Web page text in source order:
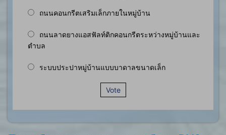
ถนนคอนกรีตเสริมเล็กภายในหมู่บ้าน
ถนนลาดยางแอสฟัลท์ติกคอนกรีตระหว่างหมู่บ้านและ
ตำบล
ระบบประปาหมู่บ้านแบบบาดาลขนาดเล็ก
Vote